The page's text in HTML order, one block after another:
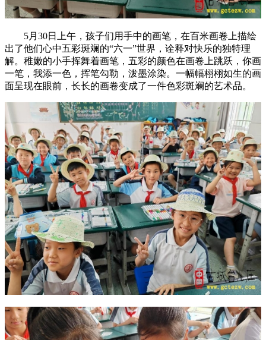
5月30日上午，孩子们用手中的画笔，在百米画卷上描绘
出了他们心中五彩斑斓的“六一”世界，诠释对快乐的独特理
解。稚嫩的小手挥舞着画笔，五彩的颜色在画卷上跳跃，你画
一笔，我添一色，挥笔勾勒，泼墨涂染。一幅幅栩栩如生的画
面呈现在眼前，长长的画卷变成了一件色彩斑斓的艺术品。